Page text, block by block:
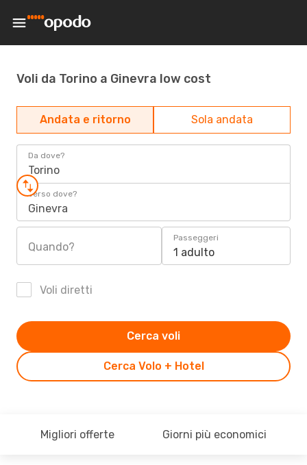
Voli da Torino a Ginevra low cost
Andata e ritorno Sola andata
Da dove?
Torino
Verso dove?
Ginevra
Quando?
Passeggeri
1 adulto
Voli diretti
Cerca Volo + Hotel
Cerca voli
Migliori offerte Giorni più economici